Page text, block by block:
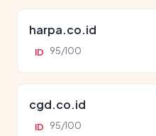
harpa.co.id
ID 95/100
cgd.co.id
ID 95/100